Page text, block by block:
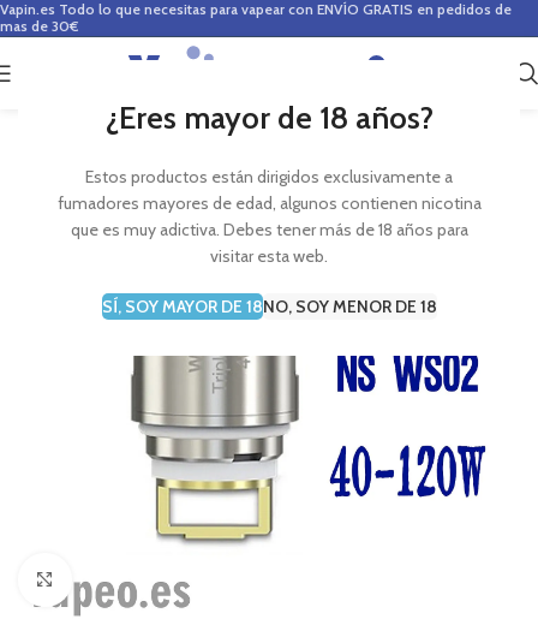
¿Eres mayor de 18 años?
Estos productos están dirigidos exclusivamente a
fumadores mayores de edad, algunos contienen nicotina
que es muy adictiva. Debes tener más de 18 años para
visitar esta web.
SÍ, SOY MAYOR DE 18NO, SOY MENOR DE 18
Vapin.es Todo lo que necesitas para vapear con ENVÍO GRATIS en pedidos de
mas de 30€
0
Haga Click para agrandar